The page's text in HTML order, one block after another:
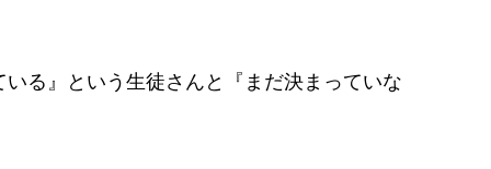
る』という生徒さんと『まだ決まっていな